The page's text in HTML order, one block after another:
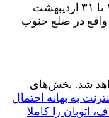
علاقه‌مندان می‌توانند برای دیدن این آثار از ۱۷ تا ۳۱ اردیبهشت
واقع در ضلع جنوب
به بهانه احتمال
اتوبان را کاملا
شد. بخش‌های